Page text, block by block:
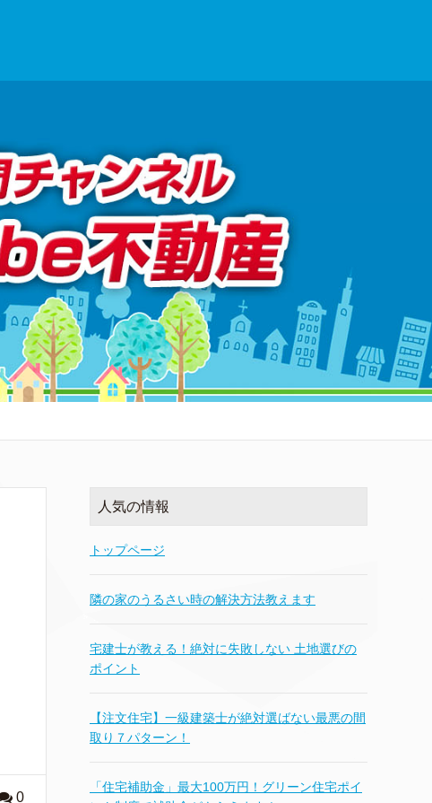
0
人気の情報
トップページ
隣の家のうるさい時の解決方法教えます
宅建士が教える！絶対に失敗しない 土地選びの
ポイント
【注文住宅】一級建築士が絶対選ばない最悪の間
取り７パターン！
「住宅補助金」最大100万円！グリーン住宅ポイ